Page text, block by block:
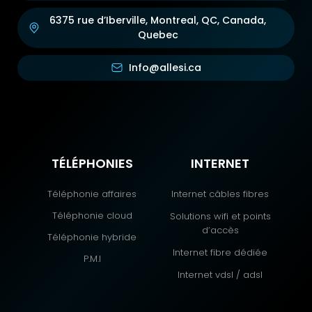
6375 rue d’Iberville, Montreal, QC, Canada,
Quebec
Info@allesi.ca
TÉLÉPHONIES
Téléphonie affaires
Téléphonie cloud
Téléphonie hybride
P.M.I
INTERNET
Internet câbles fibres
Solutions wifi et points
d’accès
Internet fibre dédiée
Internet vdsl / adsl